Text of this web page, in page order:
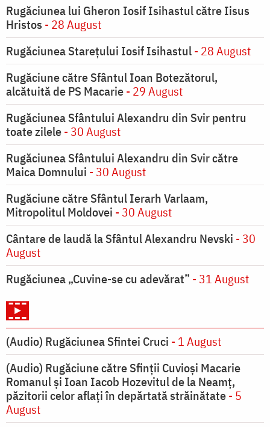
Rugăciunea lui Gheron Iosif Isihastul către Iisus
Hristos - 28 August
Rugăciunea Starețului Iosif Isihastul- 28 August
Rugăciune către Sfântul Ioan Botezătorul,
alcătuită de PS Macarie- 29 August
Rugăciunea Sfântului Alexandru din Svir pentru
toate zilele- 30 August
Rugăciunea Sfântului Alexandru din Svir către
Maica Domnului - 30 August
Rugăciune către Sfântul Ierarh Varlaam,
Mitropolitul Moldovei - 30 August
Cântare de laudă la Sfântul Alexandru Nevski - 30
August
Rugăciunea „Cuvine-se cu adevărat” - 31 August
(Audio) Rugăciunea Sfintei Cruci - 1 August
(Audio) Rugăciune către Sfinții Cuvioși Macarie
Romanul și Ioan Iacob Hozevitul de la Neamț,
păzitorii celor aflați în depărtată străinătate- 5
August